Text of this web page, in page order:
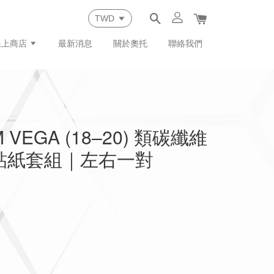
商店 最新消息 關於奧托 聯絡我們
VEGA (18–20) 類碳纖維
套組｜左右一對